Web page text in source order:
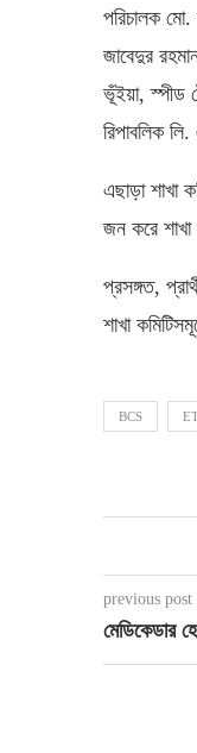
পরিচালক মো.
জাবেদুর
ভূঁইয়া, স্পীড
রিপাবলিক
এছাড়া শাখা
জন করে শাখা
প্রসঙ্গত,
শাখা
BCS
previous post
মেডিকেডার